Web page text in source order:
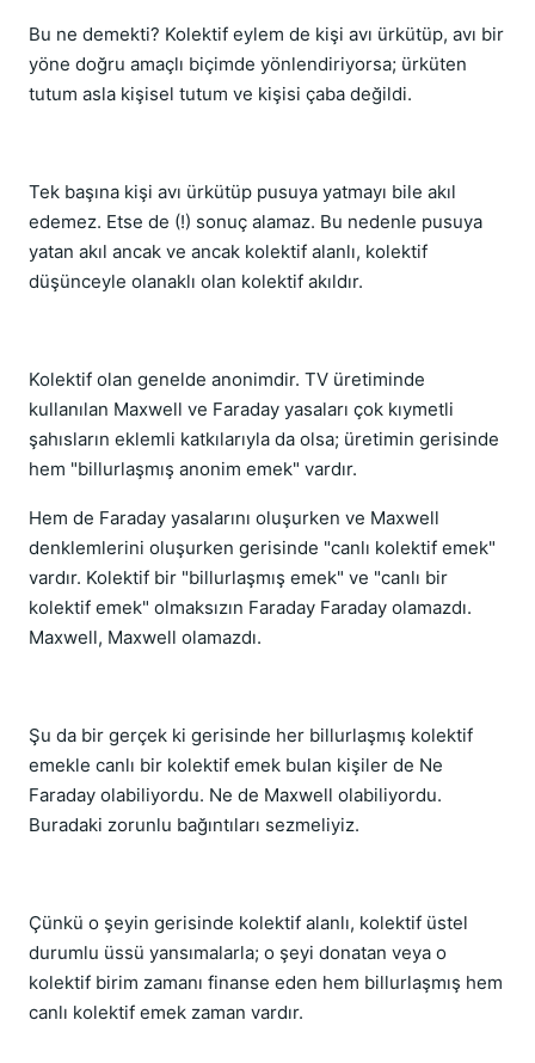
Bu ne demekti? Kolektif eylem de kişi avı ürkütüp, avı bir
yöne doğru amaçlı biçimde yönlendiriyorsa; ürküten
tutum asla kişisel tutum ve kişisi çaba değildi.
Tek başına kişi avı ürkütüp pusuya yatmayı bile akıl
edemez. Etse de (!) sonuç alamaz. Bu nedenle pusuya
yatan akıl ancak ve ancak kolektif alanlı, kolektif
düşünceyle olanaklı olan kolektif akıldır.
Kolektif olan genelde anonimdir. TV üretiminde
kullanılan Maxwell ve Faraday yasaları çok kıymetli
şahısların eklemli katkılarıyla da olsa; üretimin gerisinde
hem "billurlaşmış anonim emek" vardır.
Hem de Faraday yasalarını oluşurken ve Maxwell
denklemlerini oluşurken gerisinde "canlı kolektif emek"
vardır. Kolektif bir "billurlaşmış emek" ve "canlı bir
kolektif emek" olmaksızın Faraday Faraday olamazdı.
Maxwell, Maxwell olamazdı.
Şu da bir gerçek ki gerisinde her billurlaşmış kolektif
emekle canlı bir kolektif emek bulan kişiler de Ne
Faraday olabiliyordu. Ne de Maxwell olabiliyordu.
Buradaki zorunlu bağıntıları sezmeliyiz.
Çünkü o şeyin gerisinde kolektif alanlı, kolektif üstel
durumlu üssü yansımalarla; o şeyi donatan veya o
kolektif birim zamanı finanse eden hem billurlaşmış hem
canlı kolektif emek zaman vardır.